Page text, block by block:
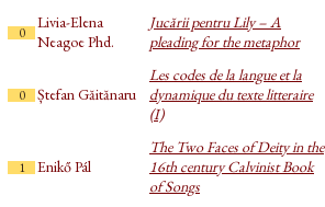
0
Livia-Elena
Neagoe Phd.
Jucării pentru Lily – A
pleading for the metaphor
0 Ștefan Găitănaru
Les codes de la langue et la
dynamique du texte litteraire
(I)
1 Enikő Pál
The Two Faces of Deity in the
16th century Calvinist Book
of Songs